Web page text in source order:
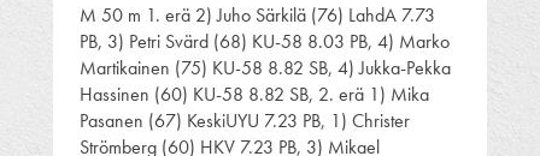
M 50 m 1. erä 2) Juho Särkilä (76) LahdA 7.73
PB, 3) Petri Svärd (68) KU-58 8.03 PB, 4) Marko
Martikainen (75) KU-58 8.82 SB, 4) Jukka-Pekka
Hassinen (60) KU-58 8.82 SB, 2. erä 1) Mika
Pasanen (67) KeskiUYU 7.23 PB, 1) Christer
Strömberg (60) HKV 7.23 PB, 3) Mikael